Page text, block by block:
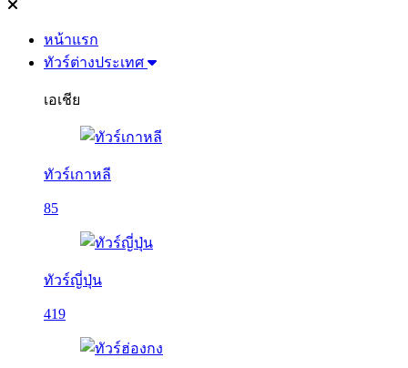
หน้าแรก
ทัวร์ต่างประเทศ
เอเชีย
ทัวร์เกาหลี
85
ทัวร์ญี่ปุ่น
419